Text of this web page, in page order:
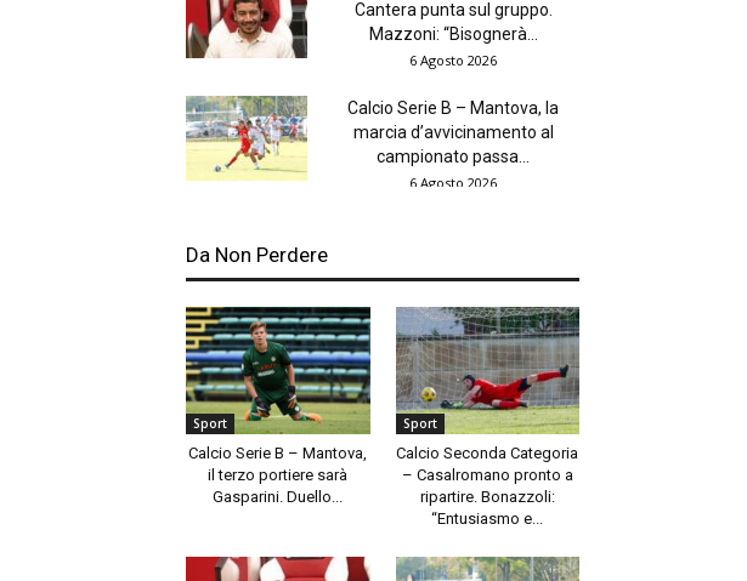
Cantera punta sul gruppo.
Mazzoni: “Bisognerà...
6 Agosto 2026
Calcio Serie B – Mantova, la
marcia d’avvicinamento al
campionato passa...
6 Agosto 2026
Da Non Perdere
Sport
Calcio Serie B – Mantova,
il terzo portiere sarà
Gasparini. Duello...
Sport
Calcio Seconda Categoria
– Casalromano pronto a
ripartire. Bonazzoli:
“Entusiasmo e...